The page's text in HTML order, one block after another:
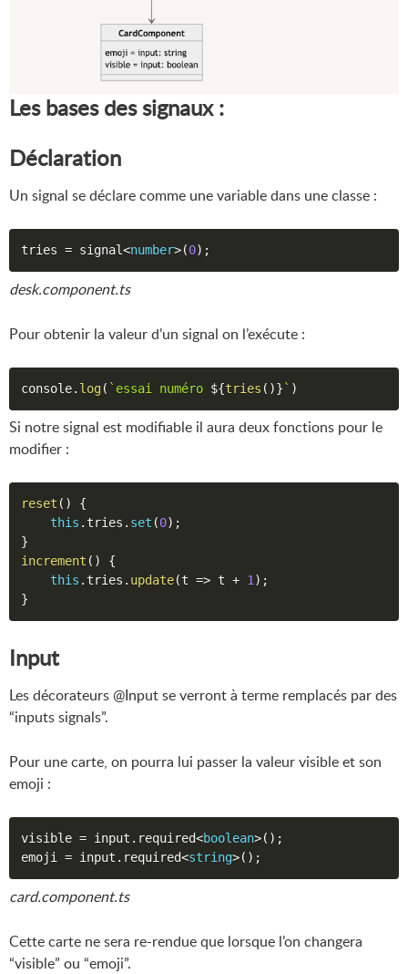
Les bases des signaux :
Déclaration
Un signal se déclare comme une variable dans une classe :
tries = signal<number>(0) ;
desk.component.ts
Pour obtenir la valeur d’un signal on l’exécute :
console. log( `essai numéro ${tries ( )}` )
Si notre signal est modifiable il aura deux fonctions pour le
modifier :
reset ( )
{
this .tries . set (0) ;
}
increment ( )
{
this .tries . update(t => t + 1 ) ;
}
Input
Les décorateurs @Input se verront à terme remplacés par des
“inputs signals”.
Pour une carte, on pourra lui passer la valeur visible et son
emoji :
visible = input . required<boolean>( ) ;
emoji = input . required<string>( ) ;
card.component.ts
Cette carte ne sera re-rendue que lorsque l’on changera
“visible” ou “emoji”.